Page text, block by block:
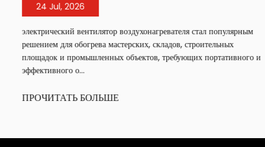
24 Jul, 2026
электрический вентилятор воздухонагревателя стал популярным
решением для обогрева мастерских, складов, строительных
площадок и промышленных объектов, требующих портативного и
эффективного о...
ПРОЧИТАТЬ БОЛЬШЕ